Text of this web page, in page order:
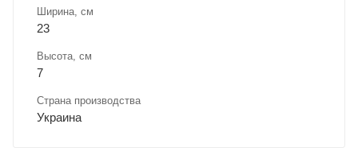
Ширина, cм
23
Высота, см
7
Страна производства
Украина